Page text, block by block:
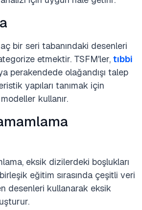
bir seri tabanındaki desenleri
etmektir. TSFM'ler, tıbbi
perakendede olağandışı talep
yapıları tanımak için
kullanır.
eksik dizilerdeki boşlukları
eğitim sırasında çeşitli veri
desenleri kullanarak eksik